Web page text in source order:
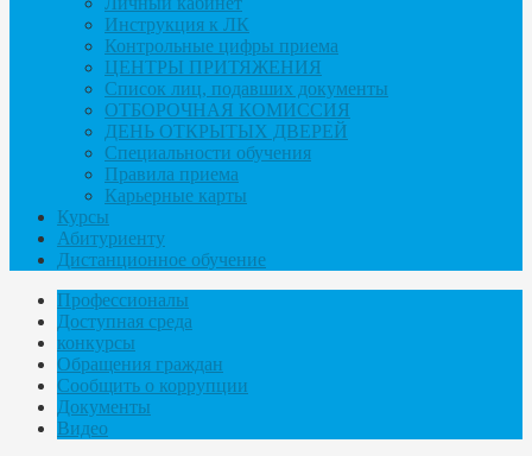
Инструкция к ЛК
Контрольные цифры приема
ЦЕНТРЫ ПРИТЯЖЕНИЯ
Список лиц, подавших документы
ОТБОРОЧНАЯ КОМИССИЯ
ДЕНЬ ОТКРЫТЫХ ДВЕРЕЙ
Специальности обучения
Правила приема
Карьерные карты
Курсы
Абитуриенту
Дистанционное обучение
Профессионалы
Доступная среда
конкурсы
Обращения граждан
Сообщить о коррупции
Документы
Видео